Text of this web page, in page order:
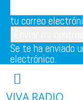
tu correo
Se te ha enviado
electrónico.
VIVA RADIO